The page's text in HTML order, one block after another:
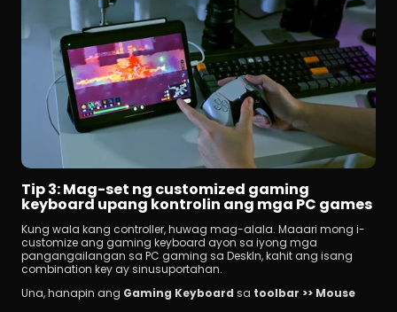
Tip 3: Mag-set ng customized gaming
keyboard upang kontrolin ang mga PC games
Kung wala kang controller, huwag mag-alala. Maaari mong i-
customize ang gaming keyboard ayon sa iyong mga
pangangailangan sa PC gaming sa DeskIn, kahit ang isang
combination key ay sinusuportahan.
Una, hanapin ang Gaming Keyboard sa toolbar >> Mouse